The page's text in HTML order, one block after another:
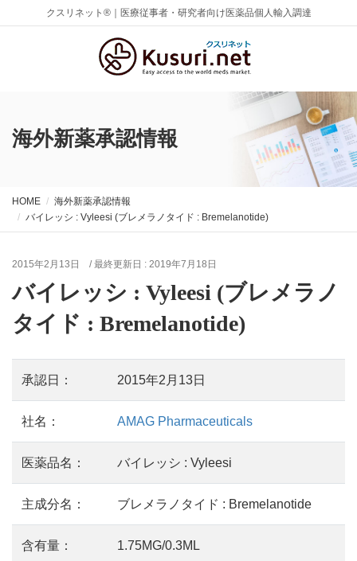
クスリネット®｜医療従事者・研究者向け医薬品個人輸入調達
海外新薬承認情報
HOME
海外新薬承認情報
バイレッシ : Vyleesi (ブレメラノタイド : Bremelanotide)
2015年2月13日 / 最終更新日 : 2019年7月18日
バイレッシ : Vyleesi (ブレメラノ
タイド : Bremelanotide)
承認日： 2015年2月13日
社名： AMAG Pharmaceuticals
医薬品名： バイレッシ : Vyleesi
主成分名： ブレメラノタイド : Bremelanotide
含有量： 1.75MG/0.3ML